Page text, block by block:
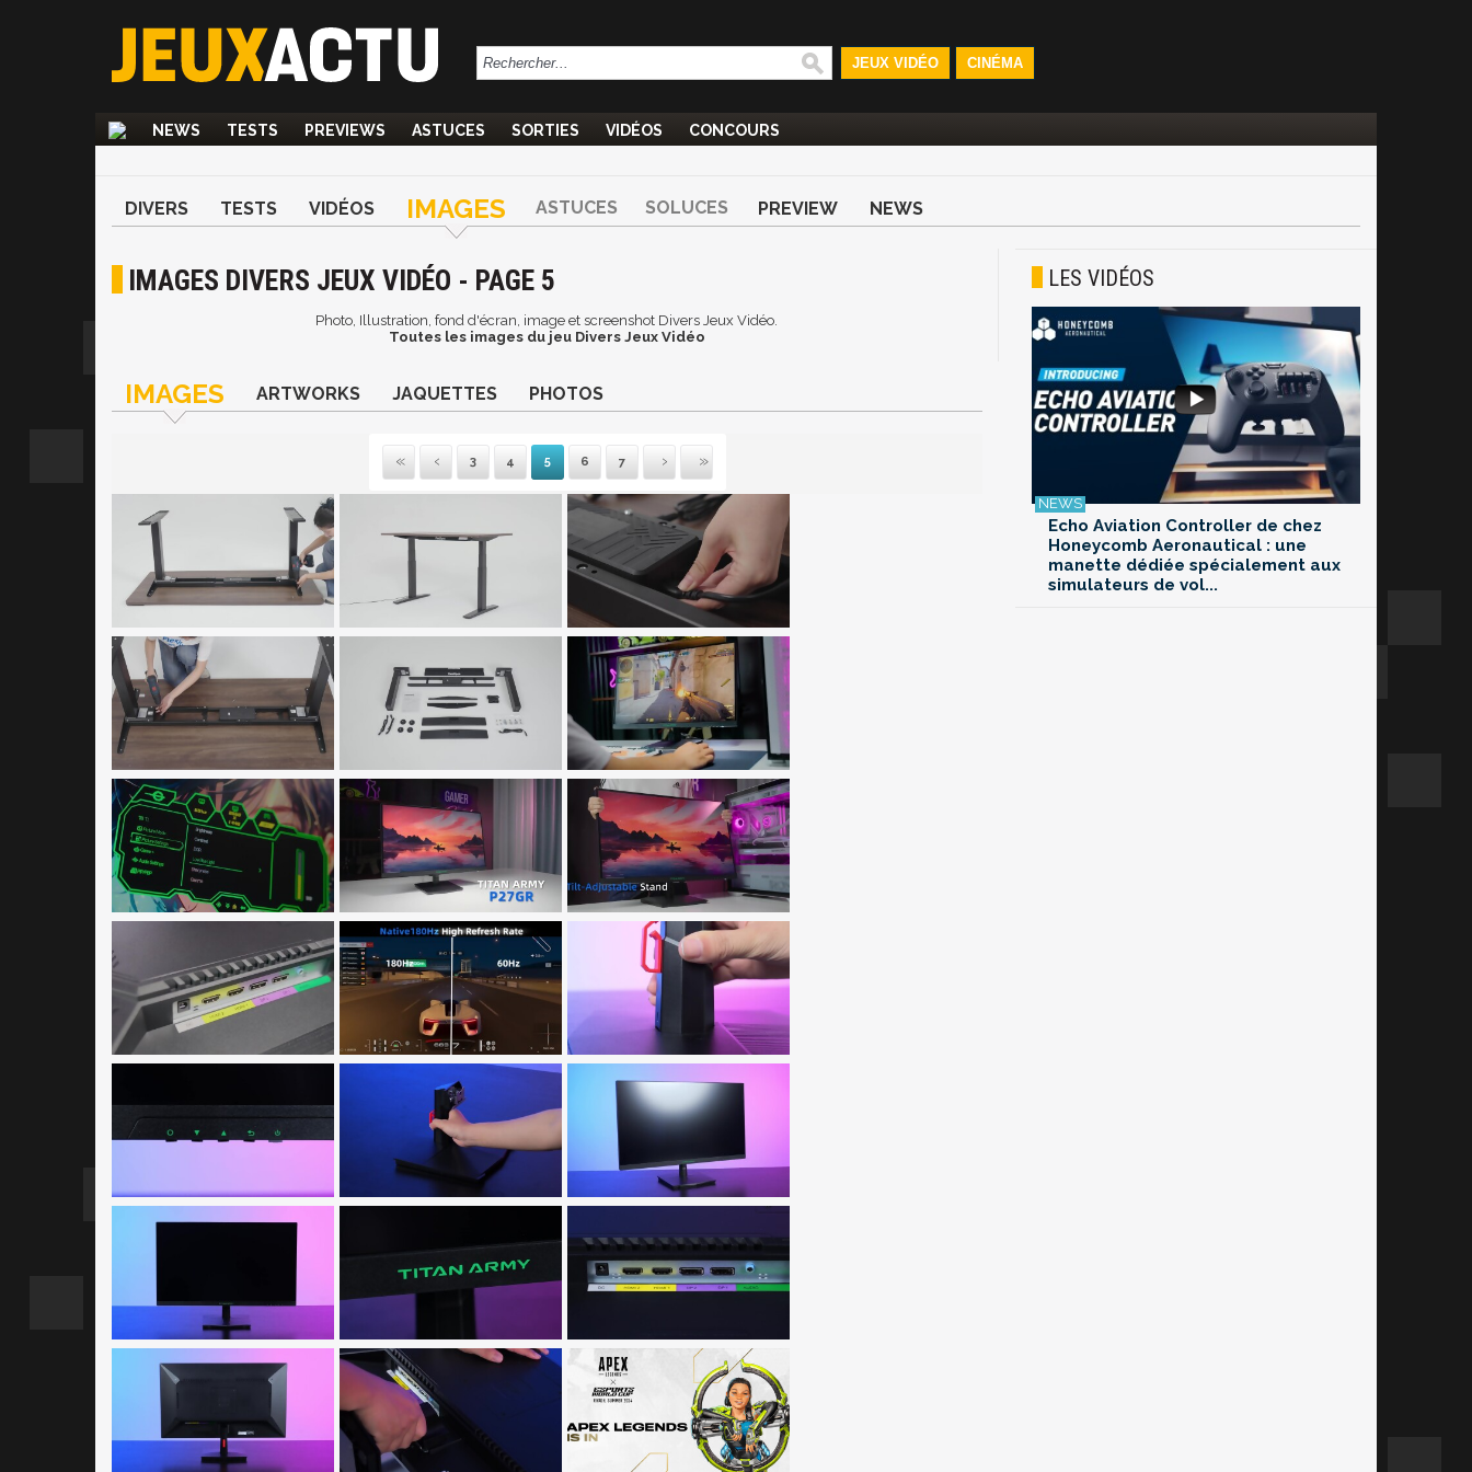
JEUX VIDÉO CINÉMA
NEWS TESTS PREVIEWS ASTUCES SORTIES VIDÉOS CONCOURS
DIVERS TESTS VIDÉOS IMAGES ASTUCES SOLUCES PREVIEW NEWS
IMAGES DIVERS JEUX VIDÉO - PAGE 5
Photo, Illustration, fond d'écran, image et screenshot Divers Jeux Vidéo.
Toutes les images du jeu Divers Jeux Vidéo
IMAGES ARTWORKS JAQUETTES PHOTOS
Première
Précédente
3 4 5 6 7
Suivante
Dernière
LES VIDÉOS
Echo Aviation Controller de chez
Honeycomb Aeronautical : une
manette dédiée spécialement aux
simulateurs de vol...